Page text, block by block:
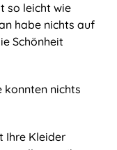
so leicht wie
habe nichts auf
Schönheit
konnten nichts
Ihre Kleider